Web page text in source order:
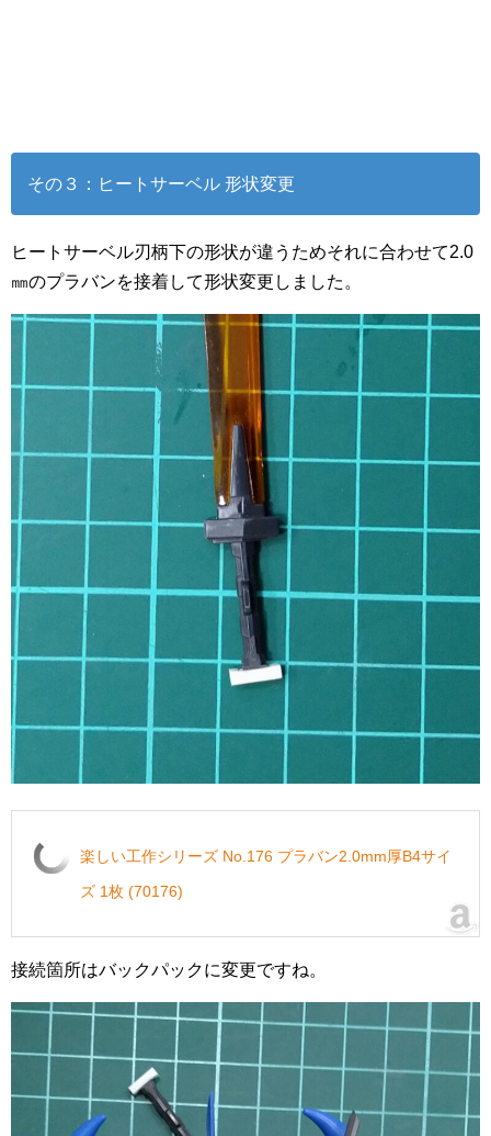
その３：ヒートサーベル 形状変更
ヒートサーベル刃柄下の形状が違うためそれに合わせて2.0
㎜のプラバンを接着して形状変更しました。
楽しい工作シリーズ No.176 プラバン2.0mm厚B4サイ
ズ 1枚 (70176)
接続箇所はバックパックに変更ですね。